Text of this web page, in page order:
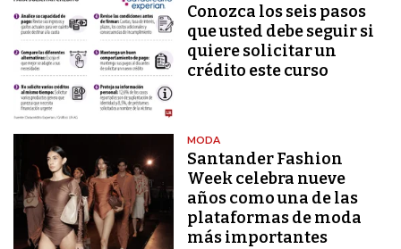
Conozca los seis pasos
que usted debe seguir si
quiere solicitar un
crédito este curso
MODA
Santander Fashion
Week celebra nueve
años como una de las
plataformas de moda
más importantes